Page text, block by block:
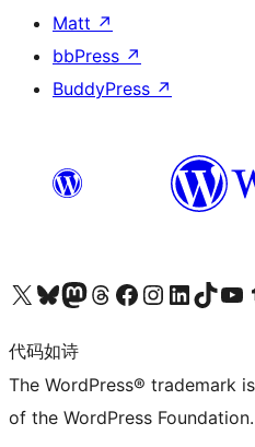
Matt ↗
bbPress ↗
BuddyPress ↗
关注我们的 X（原 Twitter）账号访问我们的 Bluesky 账号关注我们的 Mastodon 账号访问我们的 Threads 账号 访问我们的 Facebook 公共主页关注我们的 Instagram 账号 关注我们的 LinkedIn 主页访问我们的 TikTok 账号访问我们的 YouTube 频道 访
代码如诗
The WordPress® trademark
of the WordPress Foundation.